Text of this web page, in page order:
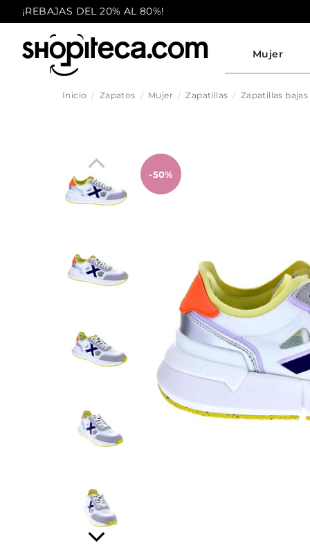
¡REBAJAS DEL 20% AL 80%!
Mujer
Inicio Zapatos Mujer Zapatillas Zapatillas bajas
-50%